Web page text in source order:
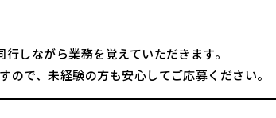
しながら業務を覚えていただきます。
ので、未経験の方も安心してご応募ください。